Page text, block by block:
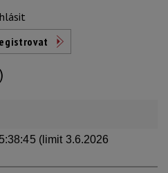
(limit 3.6.2026